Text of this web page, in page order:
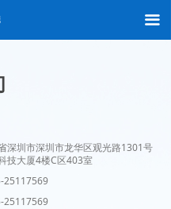
끀
深圳市深圳市龙华区观光路1301号
技大厦4楼C区403室
25117569
25117569